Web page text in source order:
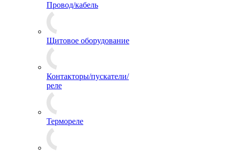
Провод/кабель
Щитовое оборудование
Контакторы/пускатели/
реле
Термореле